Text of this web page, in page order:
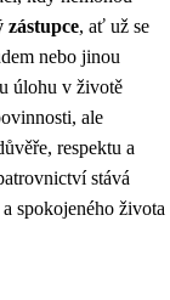
zástupce, ať už se
nebo jinou
úlohu v životě
ale
respektu a
stává
spokojeného života